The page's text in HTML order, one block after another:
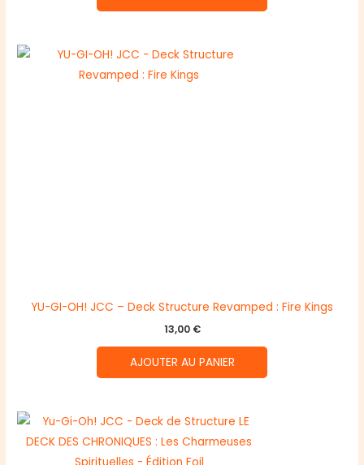
YU-GI-OH! JCC – Deck Structure Revamped : Fire Kings
13,00 €
AJOUTER AU PANIER